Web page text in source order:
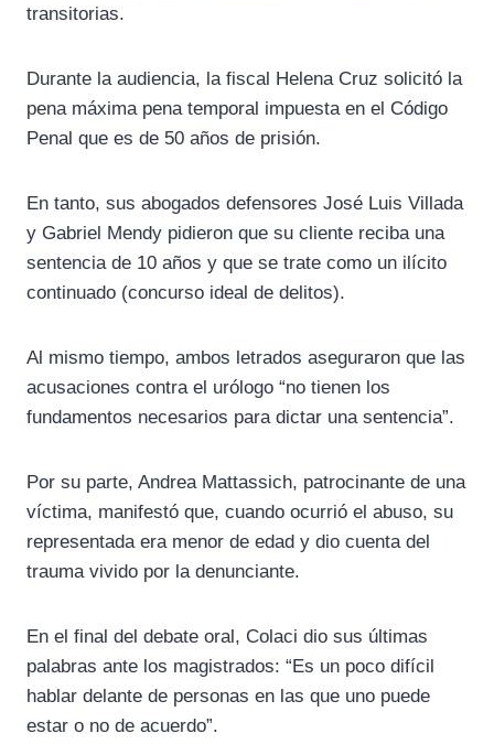
transitorias.
Durante la audiencia, la fiscal Helena Cruz solicitó la
pena máxima pena temporal impuesta en el Código
Penal que es de 50 años de prisión.
En tanto, sus abogados defensores José Luis Villada
y Gabriel Mendy pidieron que su cliente reciba una
sentencia de 10 años y que se trate como un ilícito
continuado (concurso ideal de delitos).
Al mismo tiempo, ambos letrados aseguraron que las
acusaciones contra el urólogo “no tienen los
fundamentos necesarios para dictar una sentencia”.
Por su parte, Andrea Mattassich, patrocinante de una
víctima, manifestó que, cuando ocurrió el abuso, su
representada era menor de edad y dio cuenta del
trauma vivido por la denunciante.
En el final del debate oral, Colaci dio sus últimas
palabras ante los magistrados: “Es un poco difícil
hablar delante de personas en las que uno puede
estar o no de acuerdo”.